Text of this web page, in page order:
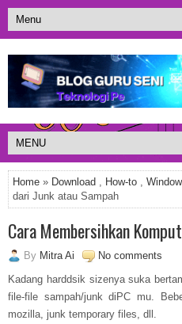
Home » Download How-to
dari Junk atau Sampah
Cara Membersihkan
By Mitra Ai
No comments
Kadang harddsik sizenya suka
file-file sampah/junk diPC mu.
mozilla, junk temporary files, dll.